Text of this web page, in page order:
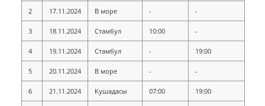
2 17.11.2024 В море - -
3 18.11.2024 Стамбул 10:00 -
4 19.11.2024 Стамбул - 19:00
5 20.11.2024 В море - -
6 21.11.2024 Кушадасы 07:00 19:00